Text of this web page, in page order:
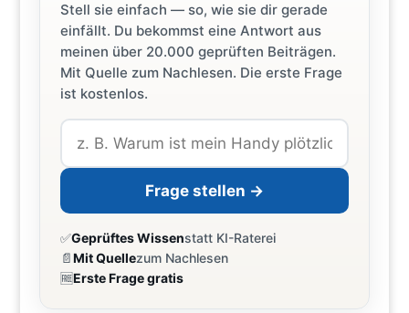
Stell sie einfach — so, wie sie dir gerade
einfällt. Du bekommst eine Antwort aus
meinen über 20.000 geprüften Beiträgen.
Mit Quelle zum Nachlesen. Die erste Frage
ist kostenlos.
Frage stellen →
✅Geprüftes Wissenstatt KI-Raterei
📄Mit Quellezum Nachlesen
🆓Erste Frage gratis